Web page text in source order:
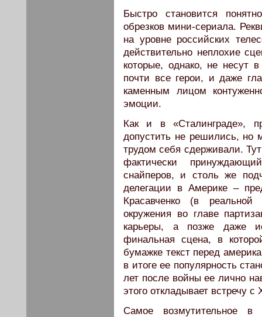
Быстро становится
обрезков мини-сериала.
на уровне российских
действительно неплохие
которые, однако, не несут
почти все герои, и даже
каменным лицом
эмоции.
Как и в «Сталинграде»,
допустить не решились, но
трудом себя сдерживали.
фактически
снайперов, и столь же
делегации в Америке –
Красавченко (в
окружения во главе
карьеры, а позже даже
финальная сцена, в
бумажке текст перед
в итоге ее популярность
лет после войны ее лично
этого откладывает встречу
Самое возмутительное